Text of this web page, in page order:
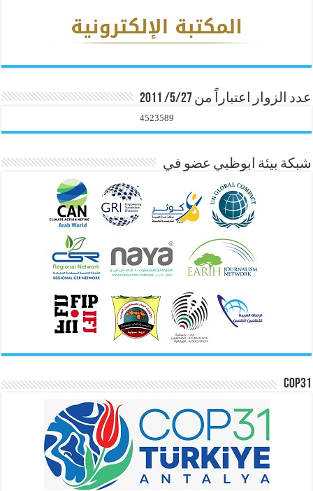
عدد الزوار اعتباراً من 5/27/ 2011
4523589
شبكة بيئة ابوظبي عضو في
COP31